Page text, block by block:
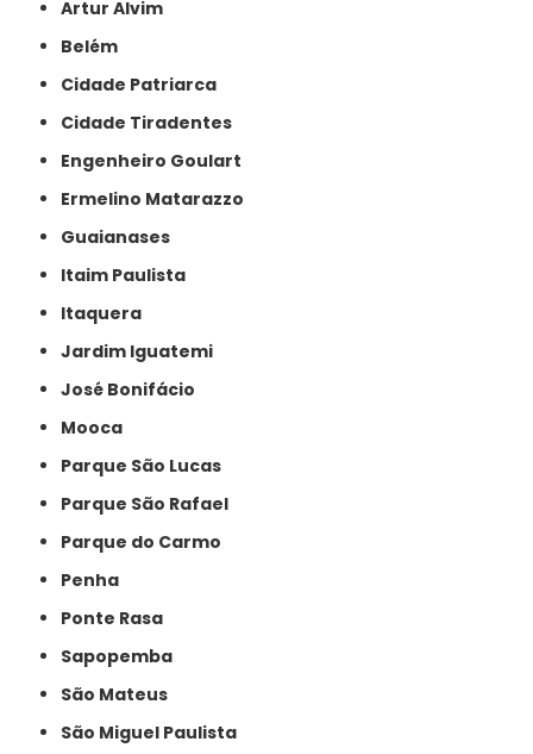
Artur Alvim
Belém
Cidade Patriarca
Cidade Tiradentes
Engenheiro Goulart
Ermelino Matarazzo
Guaianases
Itaim Paulista
Itaquera
Jardim Iguatemi
José Bonifácio
Mooca
Parque São Lucas
Parque São Rafael
Parque do Carmo
Penha
Ponte Rasa
Sapopemba
São Mateus
São Miguel Paulista